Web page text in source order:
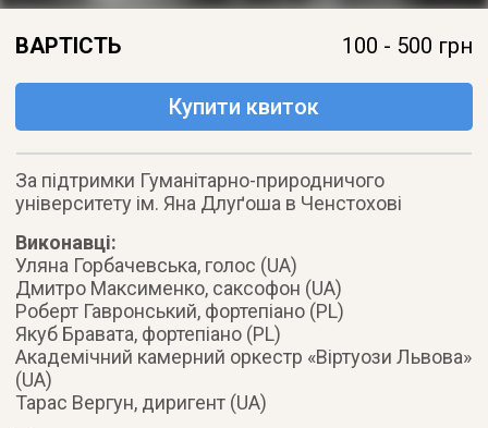
ВАРТІСТЬ 100 - 500 грн
Купити квиток
За підтримки Гуманітарно-природничого
університету ім. Яна Длуґоша в Ченстохові
Виконавці:
Уляна Горбачевська, голос (UA)
Дмитро Максименко, саксофон (UA)
Роберт Гавронський, фортепіано (PL)
Якуб Бравата, фортепіано (PL)
Академічний камерний оркестр «Віртуози Львова»
(UA)
Тарас Вергун, диригент (UA)